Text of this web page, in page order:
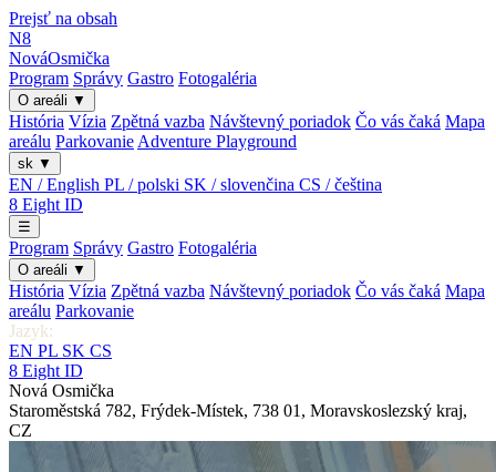
Prejsť na obsah
N8
NováOsmička
Program Správy Gastro Fotogaléria
O areáli ▼
História Vízia Zpětná vazba Návštevný poriadok Čo vás čaká Mapa
areálu Parkovanie Adventure Playground
sk ▼
EN / English PL / polski SK / slovenčina CS / čeština
8 Eight ID
☰
Program Správy Gastro Fotogaléria
O areáli ▼
História Vízia Zpětná vazba Návštevný poriadok Čo vás čaká Mapa
areálu Parkovanie
Jazyk:
EN PL SK CS
8 Eight ID
Nová Osmička
Staroměstská 782, Frýdek-Místek, 738 01 , Moravskoslezský kraj,
CZ